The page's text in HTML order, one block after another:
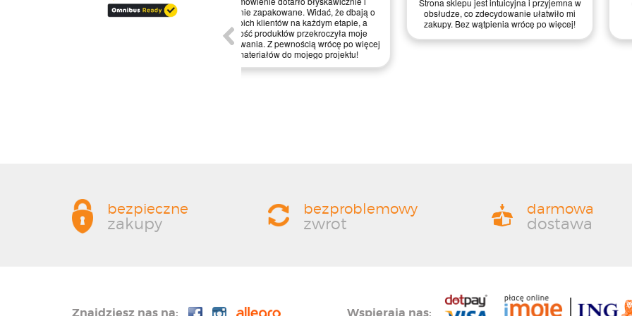
świetnie zapakowane. Widać, że dbają o
Strona sklepu jest intuicyjna i przyjemna w
obsłudze, co zdecydowanie ułatwiło mi
zakupy. Bez wątpienia wrócę po więcej!
ogólnie jestem zadowolony z jakości
materiałów i obsługi – zasługują na
mocne cztery gwiazdki!
bezpieczne
zakupy
bezproblemowy
zwrot
darmowa
dostawa
Wspierają nas:
Znajdziesz nas na: